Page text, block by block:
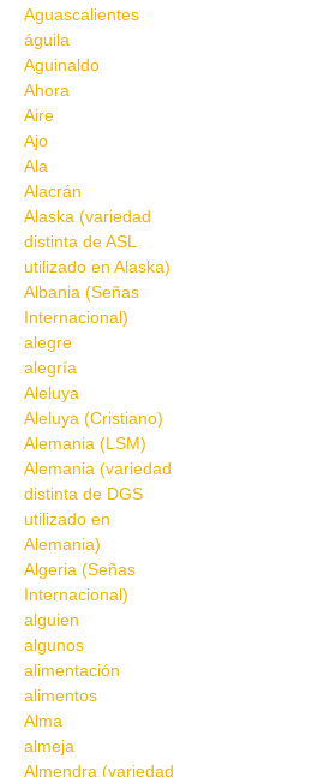
Aguascalientes
águila
Aguinaldo
Ahora
Aire
Ajo
Ala
Alacrán
Alaska (variedad
distinta de ASL
utilizado en Alaska)
Albania (Señas
Internacional)
alegre
alegría
Aleluya
Aleluya (Cristiano)
Alemania (LSM)
Alemania (variedad
distinta de DGS
utilizado en
Alemania)
Algeria (Señas
Internacional)
alguien
algunos
alimentación
alimentos
Alma
almeja
Almendra (variedad